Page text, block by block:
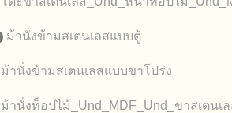
ม้านั่งข้ามสเตนเลสแบบตู้
ม้านั่งข้ามสเตนเลสแบบขาโปร่ง
ม้านั่งท็อปไม้_Und_MDF_Und_ขาสเตนเ